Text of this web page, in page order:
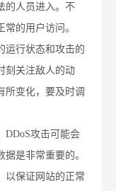
的人员进入。不
的用户访问。
运行状态和攻击的
刻关注敌人的动
所变化，要及时调
DDoS攻击可能会
是非常重要的。
以保证网站的正常